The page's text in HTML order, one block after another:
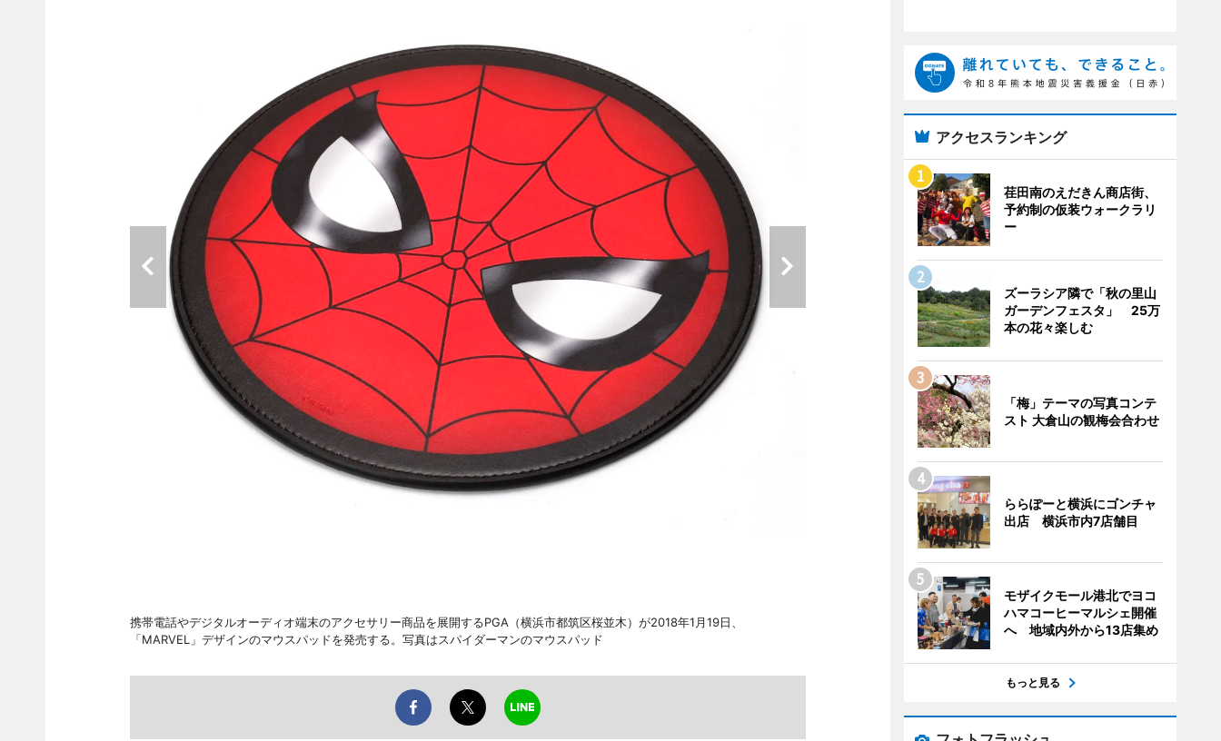
携帯電話やデジタルオーディオ端末のアクセサリー商品を展開するPGA（横浜市都筑区桜並木）が2018年1月19日、
「MARVEL」デザインのマウスパッドを発売する。写真はスパイダーマンのマウスパッド
アクセスランキング
荏田南のえだきん商店街、
予約制の仮装ウォークラリ
ー
ズーラシア隣で「秋の里山
ガーデンフェスタ」 25万
本の花々楽しむ
「梅」テーマの写真コンテ
スト 大倉山の観梅会合わせ
ららぽーと横浜にゴンチャ
出店 横浜市内7店舗目
モザイクモール港北でヨコ
ハマコーヒーマルシェ開催
へ 地域内外から13店集め
もっと見る